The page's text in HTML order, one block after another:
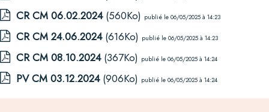
CR CM 06.02.2024(560Ko) publié le 06/05/2025 à 14:23
CR CM 24.06.2024(616Ko) publié le 06/05/2025 à 14:23
CR CM 08.10.2024(367Ko) publié le 06/05/2025 à 14:24
PV CM 03.12.2024(906Ko) publié le 06/05/2025 à 14:24